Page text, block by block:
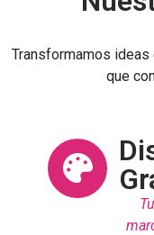
Transformamos
que
Tu